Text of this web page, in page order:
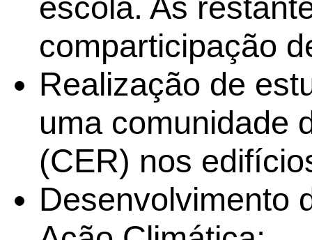
escola. As
comparticipação
Realização de
uma comunidade
(CER) nos
Desenvolvimento